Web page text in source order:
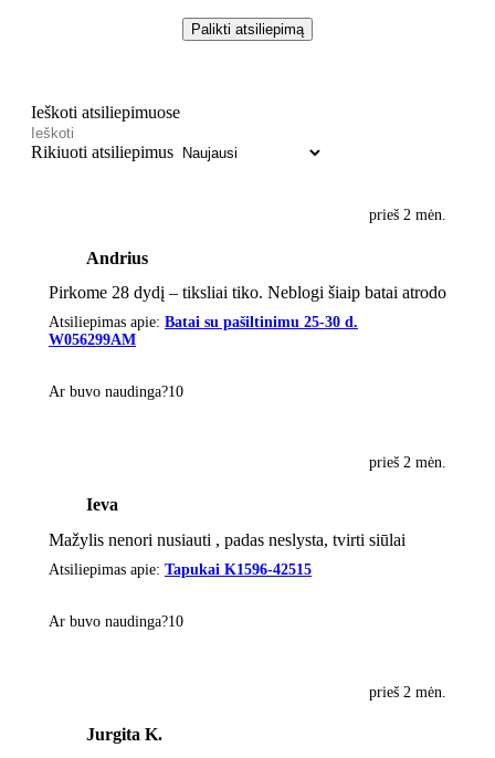
Palikti atsiliepimą
Ieškoti atsiliepimuose
Rikiuoti atsiliepimus
prieš 2 mėn.
Andrius
Pirkome 28 dydį – tiksliai tiko. Neblogi šiaip batai atrodo
Atsiliepimas apie: Batai su pašiltinimu 25-30 d.
W056299AM
Ar buvo naudinga?10
prieš 2 mėn.
Ieva
Mažylis nenori nusiauti , padas neslysta, tvirti siūlai
Atsiliepimas apie: Tapukai K1596-42515
Ar buvo naudinga?10
prieš 2 mėn.
Jurgita K.